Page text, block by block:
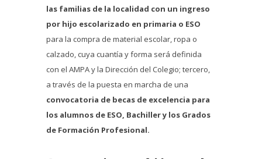
las familias de la localidad con un ingreso
por hijo escolarizado en primaria o ESO
para la compra de material escolar, ropa o
calzado, cuya cuantía y forma será definida
con el AMPA y la Dirección del Colegio; tercero,
a través de la puesta en marcha de una
convocatoria de becas de excelencia para
los alumnos de ESO, Bachiller y los Grados
de Formación Profesional.